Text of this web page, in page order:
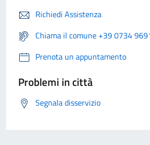
Richiedi Assistenza
Chiama il comune +39 0734
Prenota un appuntamento
Problemi in città
Segnala disservizio